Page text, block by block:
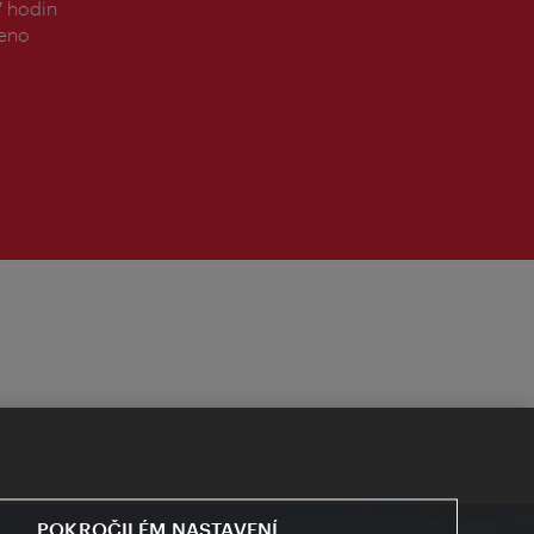
hodin
POKROČILÉM NASTAVENÍ